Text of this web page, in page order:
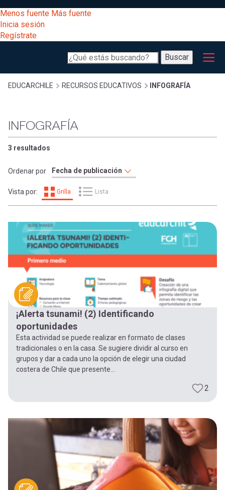
al
contenido
principal
[Educarchile
Escritorio]
Menú
entrar
a
mi
cuenta
Menos fuente Más fuente
Inicia sesión
Regístrate
Buscar
Buscar
Menú
principal
Desarrollo
Expand
Gestión
Comunidad
Expand
Expand
[Educarchile
Mobile]
Menú
entrar
cuenta
Inicia
sesión
Sobrescribir
enlaces
de
ayuda
a
la
navegación
EDUCARCHILE RECURSOS EDUCATIVOS INFOGRAFÍA
INFOGRAFÍA
3 resultados
Ordenar por
Vista por: Grilla Lista
¡Alerta tsunami! (2) Identificando
oportunidades
Esta actividad se puede realizar en formato de clases
tradicionales o en la casa. Se sugiere dividir al curso en
grupos y dar a cada uno la opción de elegir una ciudad
costera de Chile que presente...
2